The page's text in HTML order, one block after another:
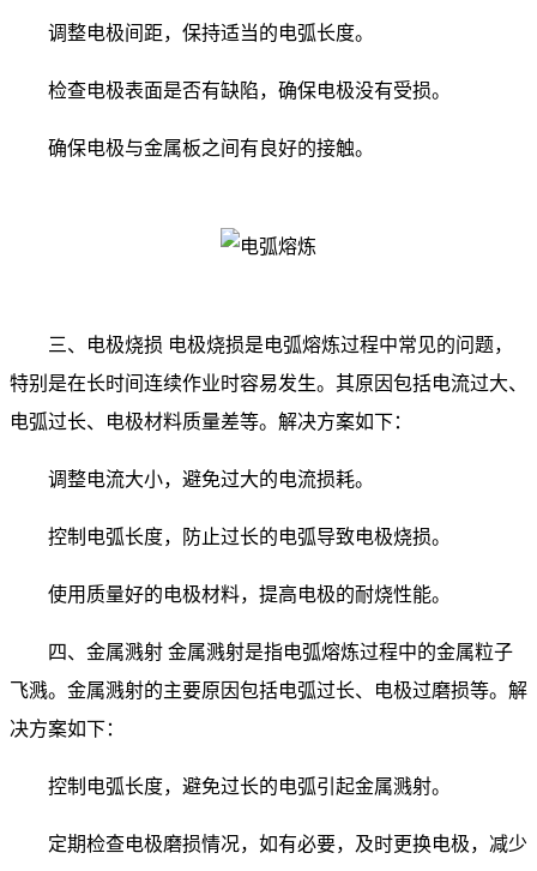
调整电极间距，保持适当的电弧长度。
检查电极表面是否有缺陷，确保电极没有受损。
确保电极与金属板之间有良好的接触。
三、电极烧损 电极烧损是电弧熔炼过程中常见的问题，
特别是在长时间连续作业时容易发生。其原因包括电流过大、
电弧过长、电极材料质量差等。解决方案如下：
调整电流大小，避免过大的电流损耗。
控制电弧长度，防止过长的电弧导致电极烧损。
使用质量好的电极材料，提高电极的耐烧性能。
四、金属溅射 金属溅射是指电弧熔炼过程中的金属粒子
飞溅。金属溅射的主要原因包括电弧过长、电极过磨损等。解
决方案如下：
控制电弧长度，避免过长的电弧引起金属溅射。
定期检查电极磨损情况，如有必要，及时更换电极，减少